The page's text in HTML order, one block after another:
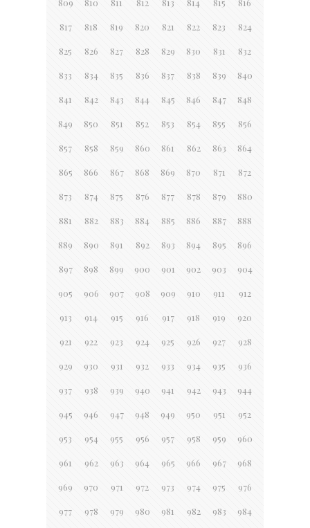
817 818 819 820 821 822 823 824
825 826 827 828 829 830 831 832
833 834 835 836 837 838 839 840
841 842 843 844 845 846 847 848
849 850 851 852 853 854 855 856
857 858 859 860 861 862 863 864
865 866 867 868 869 870 871 872
873 874 875 876 877 878 879 880
881 882 883 884 885 886 887 888
889 890 891 892 893 894 895 896
897 898 899 900 901 902 903 904
905 906 907 908 909 910 911 912
913 914 915 916 917 918 919 920
921 922 923 924 925 926 927 928
929 930 931 932 933 934 935 936
937 938 939 940 941 942 943 944
945 946 947 948 949 950 951 952
953 954 955 956 957 958 959 960
961 962 963 964 965 966 967 968
969 970 971 972 973 974 975 976
977 978 979 980 981 982 983 984